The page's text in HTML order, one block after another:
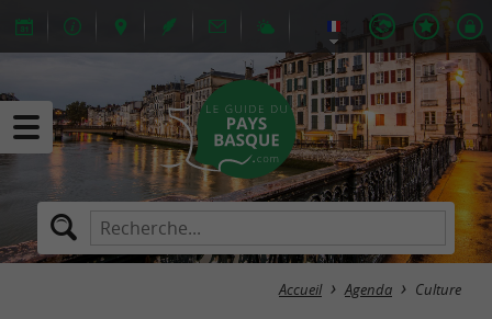
Accueil Agenda Culture